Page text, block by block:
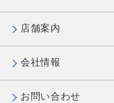
店舗案内
会社情報
お問い合わせ